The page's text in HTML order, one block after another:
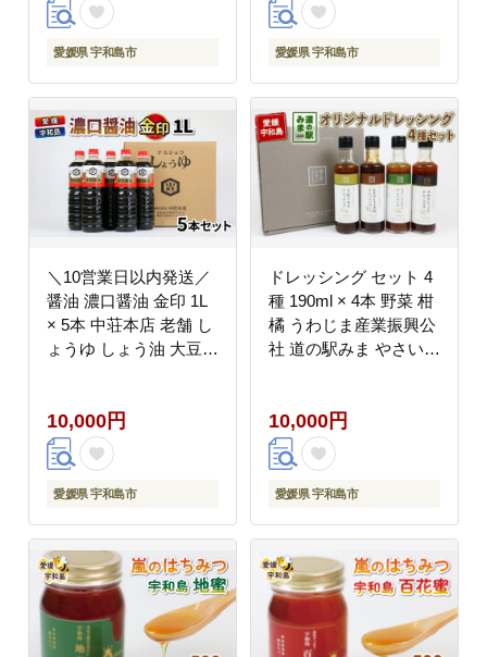
愛媛県 宇和島市
麦 麹 こうじ 国産 愛媛
宇和島 J010-122002
愛媛県 宇和島市
＼10営業日以内発送／
醤油 濃口醤油 金印 1L
× 5本 中荘本店 老舗 し
ょうゆ しょう油 大豆
め物 煮物 調理 料理 卵
かけご飯 国産 愛媛 宇
和島 J010-119001
10,000円
愛媛県 宇和島市
ドレッシング セット 4
種 190ml × 4本 野菜 柑
橘 うわじま産業振興公
社 道の駅みま やさい
食べ比べ 自家製 和風
調味料 調理 料理 たれ
油 数量限定 国産 愛媛
宇和島 J010-100001
10,000円
愛媛県 宇和島市